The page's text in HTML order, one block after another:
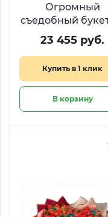
Огромный
съедобный
деликатесов
23 455 руб.
Купить в 1 клик
В корзину